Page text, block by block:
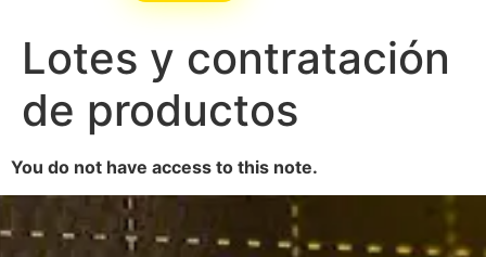
Lotes y contratación
de productos
You do not have access to this note.